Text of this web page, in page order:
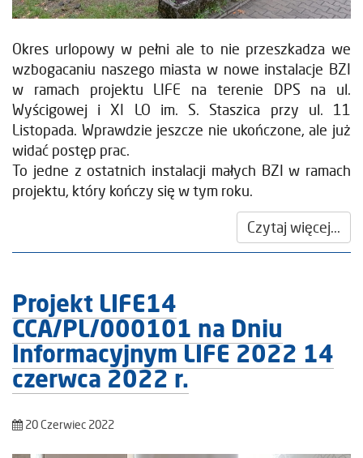
Okres urlopowy w pełni ale to nie przeszkadza we
wzbogacaniu naszego miasta w nowe instalacje BZI
w ramach projektu LIFE na terenie DPS na ul.
Wyścigowej i XI LO im. S. Staszica przy ul. 11
Listopada. Wprawdzie jeszcze nie ukończone, ale już
widać postęp prac.
To jedne z ostatnich instalacji małych BZI w ramach
projektu, który kończy się w tym roku.
Czytaj więcej...
Projekt LIFE14
CCA/PL/000101 na Dniu
Informacyjnym LIFE 2022 14
czerwca 2022 r.
20 Czerwiec 2022